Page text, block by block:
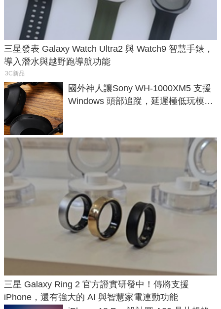
三星發表 Galaxy Watch Ultra2 與 Watch9 智慧手錶，
導入潛水與越野跑導航功能
3C新品
國外神人讓Sony WH-1000XM5 支援
Windows 頭部追蹤，延遲極低玩模擬
三星 Galaxy Ring 2 官方證實研發中！傳將支援
iPhone，還有強大的 AI 與智慧家電連動功能